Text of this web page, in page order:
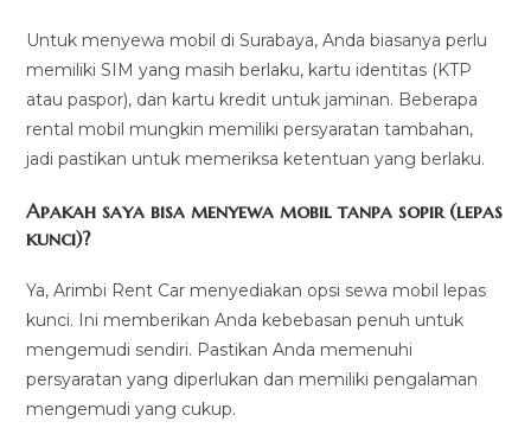
Untuk menyewa mobil di Surabaya, Anda biasanya perlu
memiliki SIM yang masih berlaku, kartu identitas (KTP
atau paspor), dan kartu kredit untuk jaminan. Beberapa
rental mobil mungkin memiliki persyaratan tambahan,
jadi pastikan untuk memeriksa ketentuan yang berlaku.
Apakah saya bisa menyewa mobil tanpa sopir (lepas
kunci)?
Ya, Arimbi Rent Car menyediakan opsi sewa mobil lepas
kunci. Ini memberikan Anda kebebasan penuh untuk
mengemudi sendiri. Pastikan Anda memenuhi
persyaratan yang diperlukan dan memiliki pengalaman
mengemudi yang cukup.